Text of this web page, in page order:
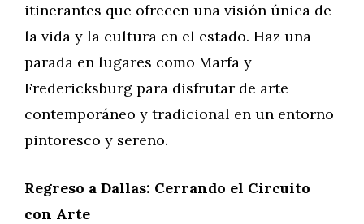
itinerantes que ofrecen una visión única de
la vida y la cultura en el estado. Haz una
parada en lugares como Marfa y
Fredericksburg para disfrutar de arte
contemporáneo y tradicional en un entorno
pintoresco y sereno.
Regreso a Dallas: Cerrando el Circuito
con Arte